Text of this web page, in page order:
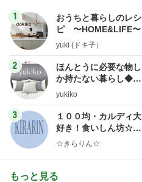
1
おうちと暮らしのレシ
ピ 〜HOME&LIFE〜
yuki (ドキ子）
2
ほんとうに必要な物し
か持たない暮らし◆Ke
ep Life Simple◆〜イ
yukiko
3
１００均・カルディ大
好き！食いしん坊☆き
らりん☆のブログ
☆きらりん☆
もっと見る